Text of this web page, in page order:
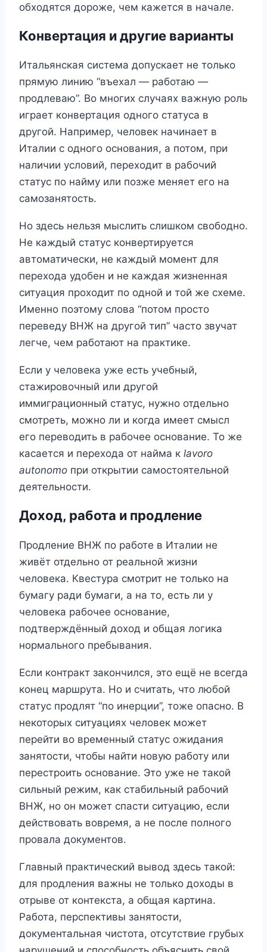
обходятся дороже, чем кажется в начале.
Конвертация и другие варианты
Итальянская система допускает не только
прямую линию “въехал — работаю —
продлеваю”. Во многих случаях важную роль
играет конвертация одного статуса в
другой. Например, человек начинает в
Италии с одного основания, а потом, при
наличии условий, переходит в рабочий
статус по найму или позже меняет его на
самозанятость.
Но здесь нельзя мыслить слишком свободно.
Не каждый статус конвертируется
автоматически, не каждый момент для
перехода удобен и не каждая жизненная
ситуация проходит по одной и той же схеме.
Именно поэтому слова “потом просто
переведу ВНЖ на другой тип” часто звучат
легче, чем работают на практике.
Если у человека уже есть учебный,
стажировочный или другой
иммиграционный статус, нужно отдельно
смотреть, можно ли и когда имеет смысл
его переводить в рабочее основание. То же
касается и перехода от найма к lavoro
autonomo при открытии самостоятельной
деятельности.
Доход, работа и продление
Продление ВНЖ по работе в Италии не
живёт отдельно от реальной жизни
человека. Квестура смотрит не только на
бумагу ради бумаги, а на то, есть ли у
человека рабочее основание,
подтверждённый доход и общая логика
нормального пребывания.
Если контракт закончился, это ещё не всегда
конец маршрута. Но и считать, что любой
статус продлят “по инерции”, тоже опасно. В
некоторых ситуациях человек может
перейти во временный статус ожидания
занятости, чтобы найти новую работу или
перестроить основание. Это уже не такой
сильный режим, как стабильный рабочий
ВНЖ, но он может спасти ситуацию, если
действовать вовремя, а не после полного
провала документов.
Главный практический вывод здесь такой:
для продления важны не только доходы в
отрыве от контекста, а общая картина.
Работа, перспективы занятости,
документальная чистота, отсутствие грубых